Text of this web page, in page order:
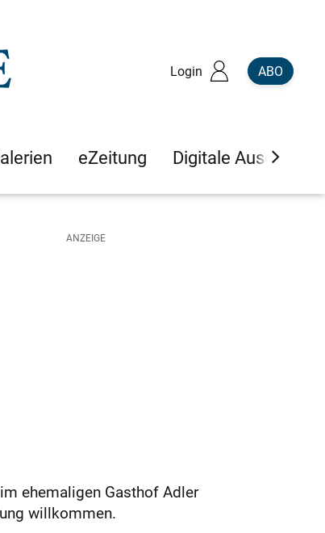
Login ABO
eZeitung Digitale Ausgaben
ehemaligen Gasthof Adler
willkommen.